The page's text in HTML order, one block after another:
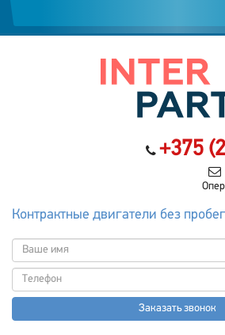
+375
Контрактные двигатели без
Заказать звонок